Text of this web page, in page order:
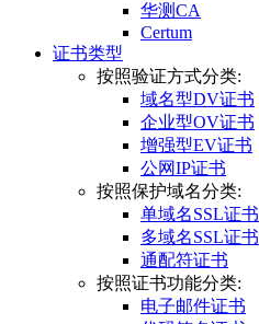
华测CA
Certum
证书类型
按照验证方式分类:
域名型DV证书
企业型OV证书
增强型EV证书
公网IP证书
按照保护域名分类:
单域名SSL证书
多域名SSL证书
通配符证书
按照证书功能分类:
电子邮件证书